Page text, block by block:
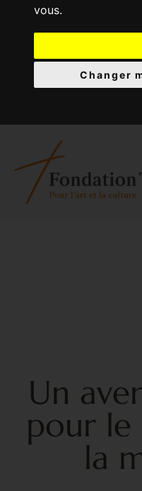
vous.
Changer
Un
pour le
la